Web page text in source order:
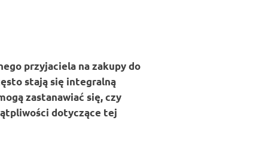
przyjaciela na zakupy do
stają się integralną
zastanawiać się, czy
dotyczące tej